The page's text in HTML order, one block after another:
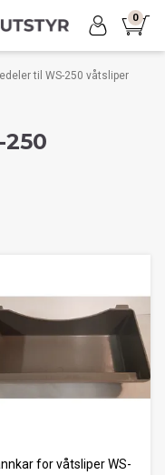
0
til WS-250 våtsliper
for våtsliper WS-